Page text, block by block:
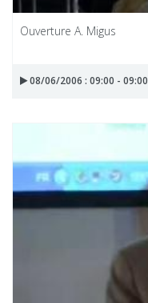
Ouverture A. Migus
08/06/2006 : 09:00 - 09:00